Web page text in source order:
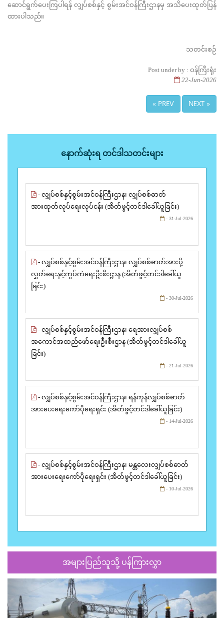
ဆောင်ရွက်ပေးကြပါရန် လျှပ်စစ်နှင့် စွမ်းအင်ဝန်ကြီးဌာနမှ အသိပေးထုတ်ပြန်
ထားပါသည်။
သတင်းစဉ်
Post under by : ဝန်ကြီးရုံး
22-Jun-2026
« PREV NEXT »
နောက်ဆုံးရ တင်ဒါသတင်းများ
- လျှပ်စစ်နှင့်စွမ်းအင်ဝန်ကြီးဌာန၊ လျှပ်စစ်ဓာတ်
အားထုတ်လုပ်ရေးလုပ်ငန်း (အိတ်ဖွင့်တင်ဒါခေါ်ယူခြင်း)
- 31-Jul-2026
- လျှပ်စစ်နှင့်စွမ်းအင်ဝန်ကြီးဌာန၊ လျှပ်စစ်ဓာတ်အားပို့
လွှတ်ရေးနှင့်ကွပ်ကဲရေးဦးစီးဌာန (အိတ်ဖွင့်တင်ဒါခေါ်ယူ
ခြင်း)
- 30-Jul-2026
- လျှပ်စစ်နှင့်စွမ်းအင်ဝန်ကြီးဌာန၊ ရေအားလျှပ်စစ်
အကောင်အထည်ဖော်ရေးဦးစီးဌာန (အိတ်ဖွင့်တင်ဒါခေါ်ယူ
ခြင်း)
- 21-Jul-2026
- လျှပ်စစ်နှင့်စွမ်းအင်ဝန်ကြီးဌာန၊ ရန်ကုန်လျှပ်စစ်ဓာတ်
အားပေးရေးကော်ပိုရေးရှင်း (အိတ်ဖွင့်တင်ဒါခေါ်ယူခြင်း)
- 14-Jul-2026
- လျှပ်စစ်နှင့်စွမ်းအင်ဝန်ကြီးဌာန၊ မန္တလေးလျှပ်စစ်ဓာတ်
အားပေးရေးကော်ပိုရေးရှင်း (အိတ်ဖွင့်တင်ဒါခေါ်ယူခြင်း)
- 10-Jul-2026
အများပြည်သူသို့ ပန်ကြားလွှာ
Previous